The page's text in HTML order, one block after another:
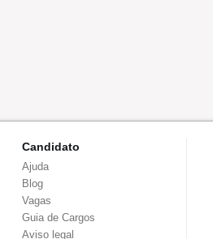
Candidato
Ajuda
Blog
Vagas
Guia de Cargos
Aviso legal